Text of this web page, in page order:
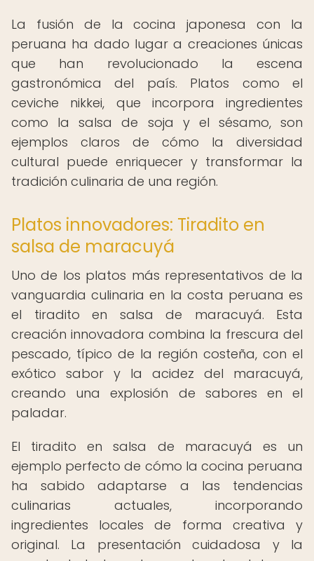
La fusión de la cocina japonesa con la
peruana ha dado lugar a creaciones únicas
que han revolucionado la escena
gastronómica del país. Platos como el
ceviche nikkei, que incorpora ingredientes
como la salsa de soja y el sésamo, son
ejemplos claros de cómo la diversidad
cultural puede enriquecer y transformar la
tradición culinaria de una región.
Platos innovadores: Tiradito en
salsa de maracuyá
Uno de los platos más representativos de la
vanguardia culinaria en la costa peruana es
el tiradito en salsa de maracuyá. Esta
creación innovadora combina la frescura del
pescado, típico de la región costeña, con el
exótico sabor y la acidez del maracuyá,
creando una explosión de sabores en el
paladar.
El tiradito en salsa de maracuyá es un
ejemplo perfecto de cómo la cocina peruana
ha sabido adaptarse a las tendencias
culinarias actuales, incorporando
ingredientes locales de forma creativa y
original. La presentación cuidadosa y la